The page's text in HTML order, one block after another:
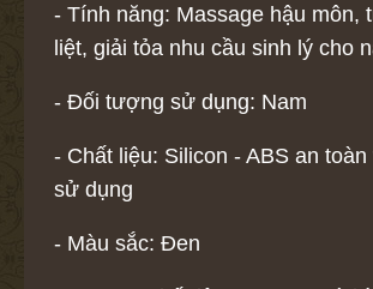
- Tính năng: Massage hậu môn,
liệt, giải tỏa nhu cầu sinh lý cho
- Đối tượng sử dụng: Nam
- Chất liệu: Silicon - ABS an
sử dụng
- Màu sắc: Đen